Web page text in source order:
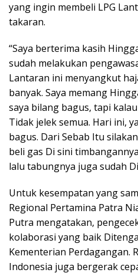
yang ingin membeli LPG
takaran.
“Saya berterima kasih
sudah melakukan
Lantaran ini menyangkut
banyak. Saya memang
saya bilang bagus, tapi
Tidak jelek semua. Hari ini,
bagus. Dari Sebab Itu
beli gas Di sini
lalu tabungnya juga sudah
Untuk kesempatan yang
Regional Pertamina Patra
Putra mengatakan,
kolaborasi yang baik
Kementerian Perdagangan.
Indonesia juga bergerak